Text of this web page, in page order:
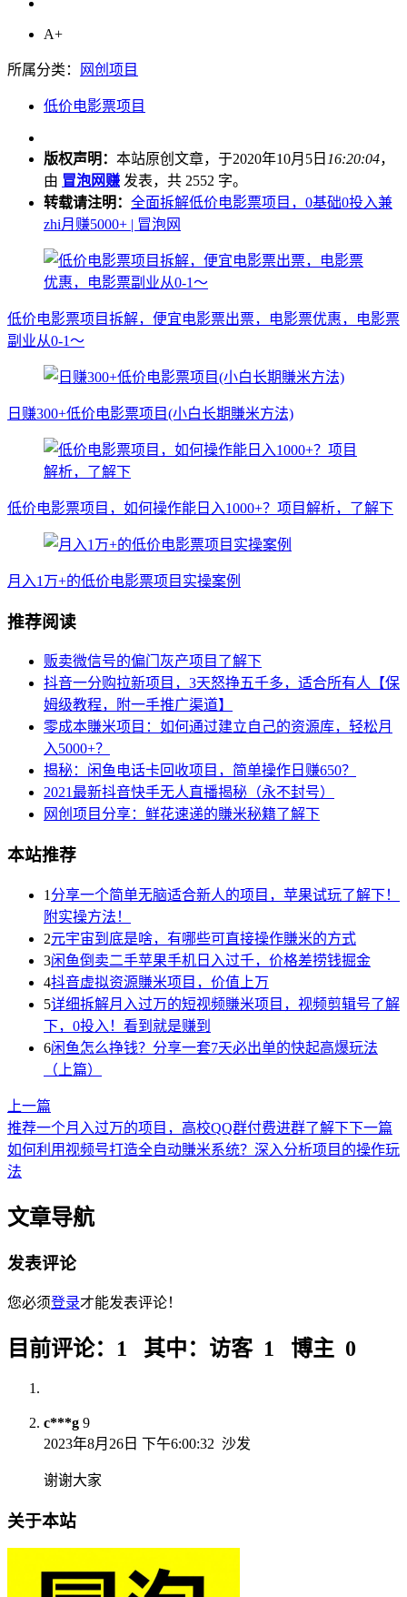
A+
所属分类： 网创项目
低价电影票项目
版权声明： 本站原创文章，于2020年10月5日 16:20:04，
由 冒泡网赚 发表，共 2552 字。
转载请注明： 全面拆解低价电影票项目，0基础0投入兼
zhi月赚5000+ | 冒泡网
低价电影票项目拆解，便宜电影票出票，电影票优惠，电影票
副业从0-1～
日赚300+低价电影票项目(小白长期賺米方法)
低价电影票项目，如何操作能日入1000+？项目解析，了解下
月入1万+的低价电影票项目实操案例
推荐阅读
贩卖微信号的偏门灰产项目了解下
抖音一分购拉新项目，3天怒挣五千多，适合所有人【保
姆级教程，附一手推广渠道】
零成本賺米项目：如何通过建立自己的资源库，轻松月
入5000+？
揭秘：闲鱼电话卡回收项目，简单操作日赚650？
2021最新抖音快手无人直播揭秘（永不封号）
网创项目分享：鲜花速递的賺米秘籍了解下
本站推荐
1 分享一个简单无脑适合新人的项目，苹果试玩了解下！
附实操方法！
2元宇宙到底是啥，有哪些可直接操作賺米的方式
3闲鱼倒卖二手苹果手机日入过千，价格差捞钱掘金
4抖音虚拟资源賺米项目，价值上万
5详细拆解月入过万的短视频賺米项目，视频剪辑号了解
下，0投入！看到就是赚到
6闲鱼怎么挣钱？分享一套7天必出单的快起高爆玩法
（上篇）
上一篇
推荐一个月入过万的项目，高校QQ群付费进群了解下下一篇
如何利用视频号打造全自动賺米系统？深入分析项目的操作玩
法
文章导航
发表评论
您必须登录才能发表评论！
目前评论：1 其中：访客 1 博主 0
c***g 9
2023年8月26日 下午6:00:32 沙发
谢谢大家
关于本站